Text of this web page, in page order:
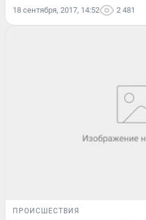
18 сентября, 2017, 14:52 2 481
ПРОИСШЕСТВИЯ